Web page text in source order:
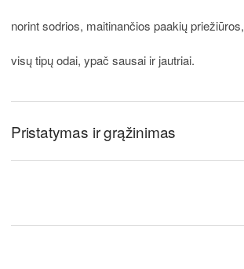
norint sodrios, maitinančios paakių priežiūros,
visų tipų odai, ypač sausai ir jautriai.
Pristatymas ir grąžinimas